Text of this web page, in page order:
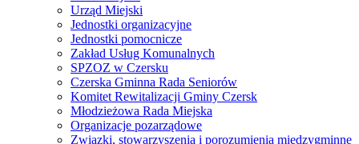
Urząd Miejski
Jednostki organizacyjne
Jednostki pomocnicze
Zakład Usług Komunalnych
SPZOZ w Czersku
Czerska Gminna Rada Seniorów
Komitet Rewitalizacji Gminy Czersk
Młodzieżowa Rada Miejska
Organizacje pozarządowe
Związki, stowarzyszenia i porozumienia międzygminne